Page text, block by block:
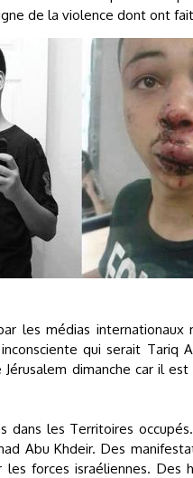
de la violence dont ont
les médias internationaux
qui serait Tariq
dimanche car il
dans les Territoires occupés.
Abu Khdeir. Des
les forces israéliennes.